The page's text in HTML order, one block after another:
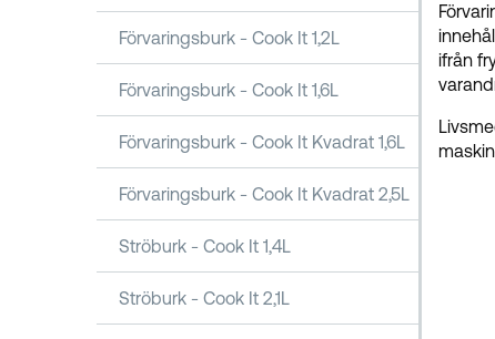
Förvaringsburk - Cook It 1,2L
Förvaringsburk - Cook It 1,6L
Förvaringsburk - Cook It Kvadrat 1,6L
Förvaringsburk - Cook It Kvadrat 2,5L
Ströburk - Cook It 1,4L
Ströburk - Cook It 2,1L
ifrån